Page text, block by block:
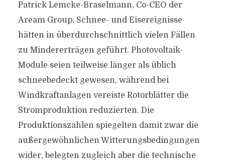
Patrick Lemcke-Braselmann, Co-CEO der
Aream Group. Schnee- und Eisereignisse
hätten in überdurchschnittlich vielen Fällen
zu Mindererträgen geführt. Photovoltaik-
Module seien teilweise länger als üblich
schneebedeckt gewesen, während bei
Windkraftanlagen vereiste Rotorblätter die
Stromproduktion reduzierten. Die
Produktionszahlen spiegelten damit zwar die
außergewöhnlichen Witterungsbedingungen
wider, belegten zugleich aber die technische